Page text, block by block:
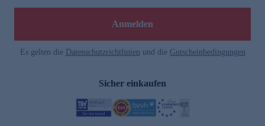
Anmelden
Es gelten die Datenschutzrichtlinien und die Gutscheinbedingungen
Sicher einkaufen